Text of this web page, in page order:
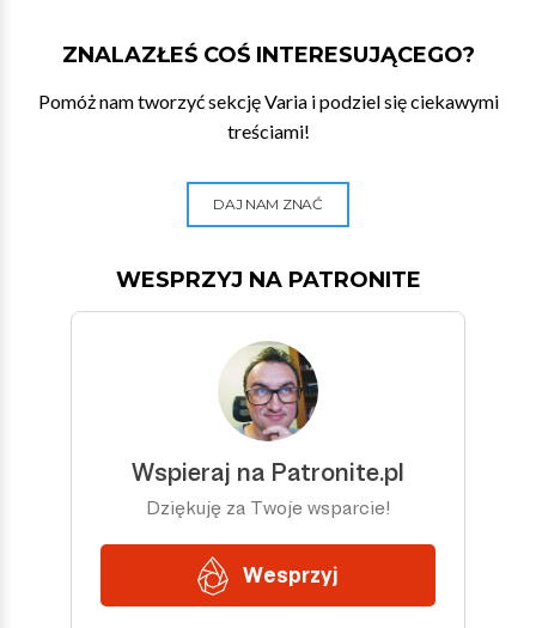
ZNALAZŁEŚ COŚ INTERESUJĄCEGO?
Pomóż nam tworzyć sekcję Varia i podziel się ciekawymi
treściami!
DAJ NAM ZNAĆ
WESPRZYJ NA PATRONITE